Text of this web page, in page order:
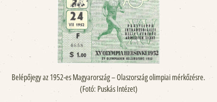
Belépőjegy az 1952-es Magyarország – Olaszország olimpiai mérkőzésre.
(Fotó: Puskás Intézet)